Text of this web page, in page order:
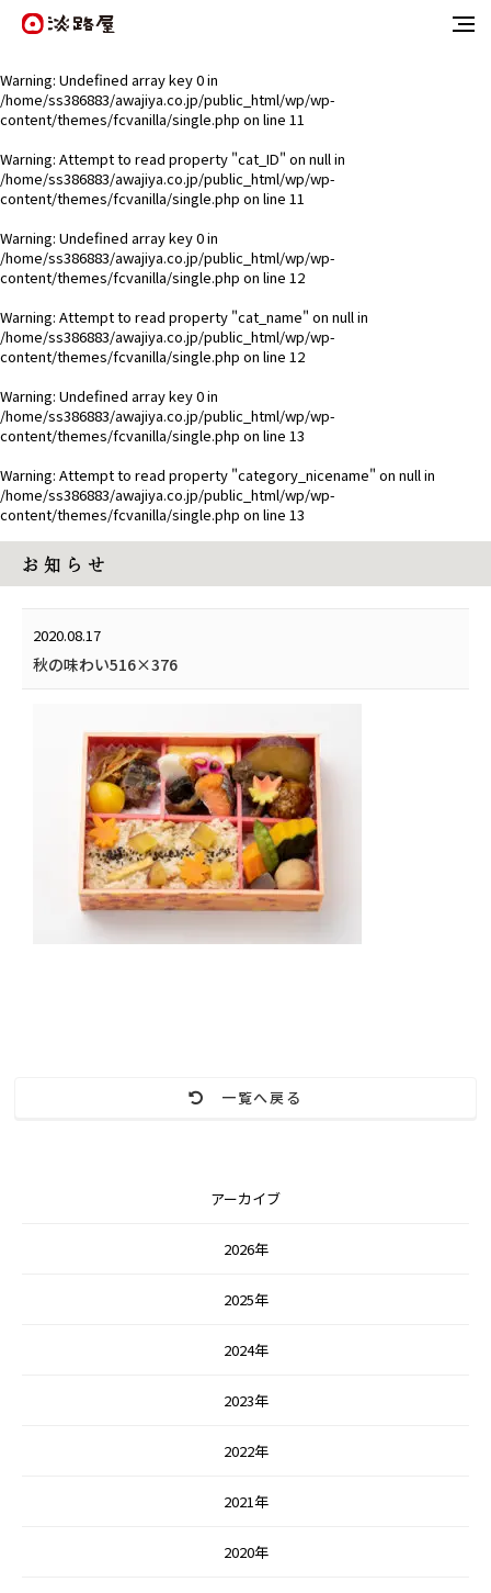
Warning: Undefined array key 0 in
/home/ss386883/awajiya.co.jp/public_html/wp/wp-
content/themes/fcvanilla/single.php on line 11
Warning: Attempt to read property "cat_ID" on null in
/home/ss386883/awajiya.co.jp/public_html/wp/wp-
content/themes/fcvanilla/single.php on line 11
Warning: Undefined array key 0 in
/home/ss386883/awajiya.co.jp/public_html/wp/wp-
content/themes/fcvanilla/single.php on line 12
Warning: Attempt to read property "cat_name" on null in
/home/ss386883/awajiya.co.jp/public_html/wp/wp-
content/themes/fcvanilla/single.php on line 12
Warning: Undefined array key 0 in
/home/ss386883/awajiya.co.jp/public_html/wp/wp-
content/themes/fcvanilla/single.php on line 13
Warning: Attempt to read property "category_nicename" on null in
/home/ss386883/awajiya.co.jp/public_html/wp/wp-
content/themes/fcvanilla/single.php on line 13
お 知 ら せ
2020.08.17
秋の味わい516×376
一覧へ戻る
アーカイブ
2026年
2025年
2024年
2023年
2022年
2021年
2020年